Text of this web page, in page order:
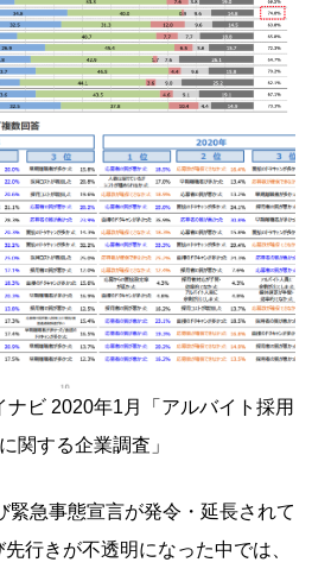
ナビ 2020年1月「アルバイト採用
関する企業調査」
緊急事態宣言が発令・延長されて
行きが不透明になった中では、